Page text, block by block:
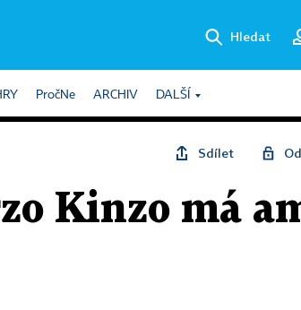
Hledat
PročNe ARCHIV DALŠÍ
Sdílet
Kinzo má